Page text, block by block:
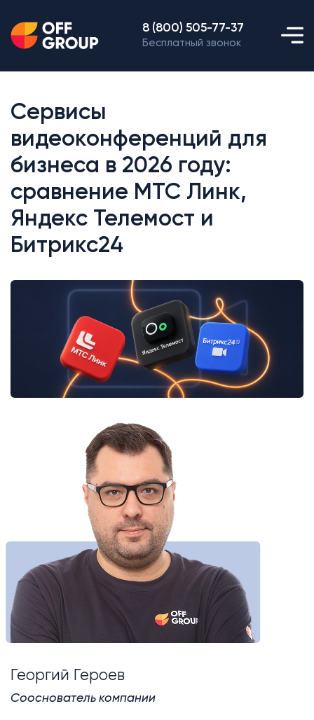
8 (800) 505-77-37
Бесплатный звонок
Сервисы
видеоконференций для
бизнеса в 2026 году:
сравнение МТС Линк,
Яндекс Телемост и
Битрикс24
Георгий Героев
Сооснователь компании